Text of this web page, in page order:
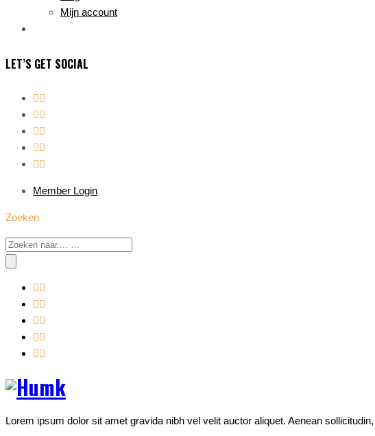
Mijn account
LET’S GET SOCIAL
Member Login
Zoeken
Lorem ipsum dolor sit amet gravida nibh vel velit auctor aliquet. Aenean